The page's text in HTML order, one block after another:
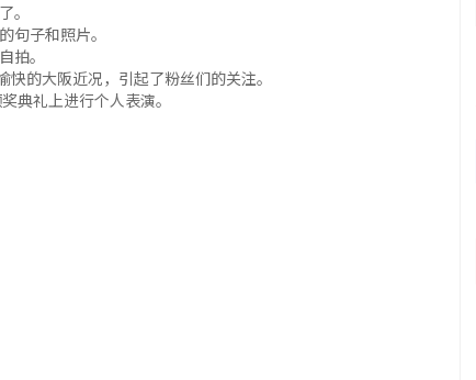
。
子和照片。
拍。
的大阪近况，引起了粉丝们的关注。
典礼上进行个人表演。